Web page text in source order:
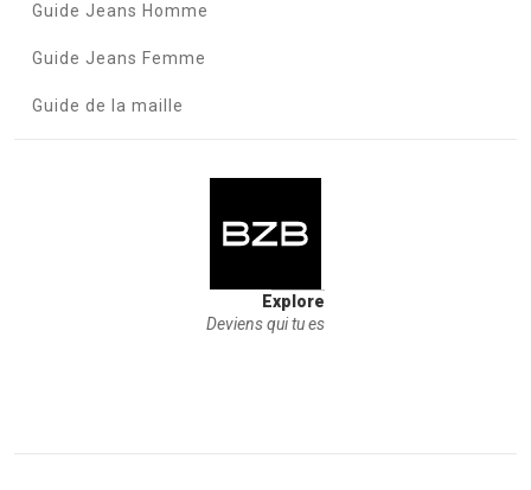
Guide Jeans Homme
Guide Jeans Femme
Guide de la maille
Explore
Deviens qui tu es